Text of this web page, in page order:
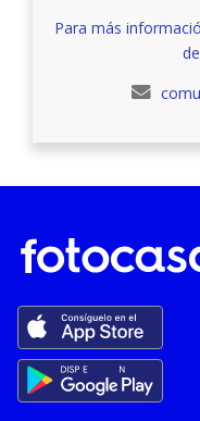
Para más